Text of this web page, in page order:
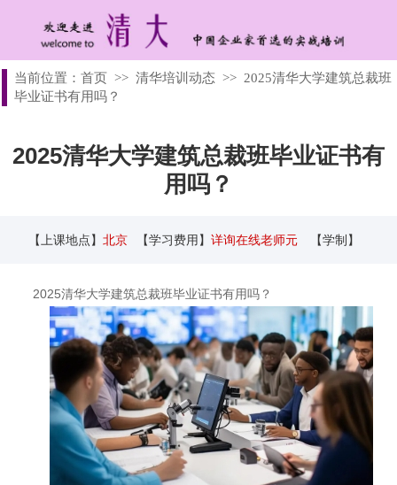
当前位置： 首页 >> 清华培训动态 >> 2025清华大学建筑总裁班
毕业证书有用吗？
2025清华大学建筑总裁班毕业证书有
用吗？
【上课地点】 北京 【学习费用】 详询在线老师元 【学制】
2025清华大学建筑总裁班毕业证书有用吗？